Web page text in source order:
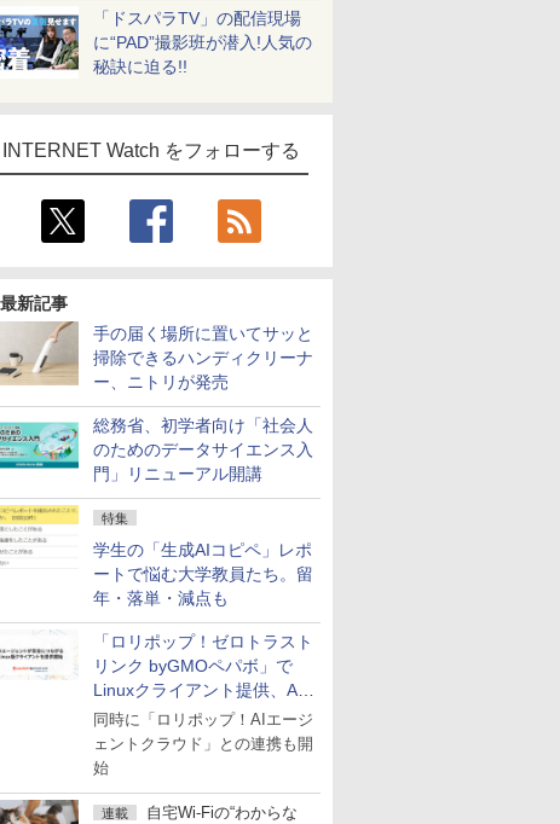
「ドスパラTV」の配信現場
に“PAD”撮影班が潜入!人気の
秘訣に迫る!!
INTERNET Watch をフォローする
最新記事
手の届く場所に置いてサッと
掃除できるハンディクリーナ
ー、ニトリが発売
総務省、初学者向け「社会人
のためのデータサイエンス入
門」リニューアル開講
特集
学生の「生成AIコピペ」レポ
ートで悩む大学教員たち。留
年・落単・減点も
「ロリポップ！ゼロトラスト
リンク byGMOペパボ」で
Linuxクライアント提供、AI
エージェントの接続が容易に
同時に「ロリポップ！AIエージ
ェントクラウド」との連携も開
始
連載
自宅Wi-Fiの“わからな